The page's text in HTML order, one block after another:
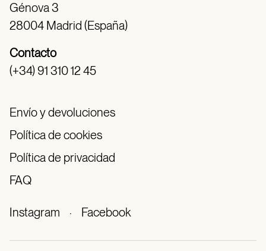
Génova 3
28004 Madrid (España)
Contacto
(+34) 91 310 12 45
Envío y devoluciones
Política de cookies
Política de privacidad
FAQ
Instagram · Facebook